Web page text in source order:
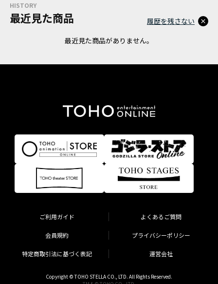
HISTORY
最近見た商品
最近見た商品がありません。
履歴を残さない
ご利用ガイド よくあるご質問
会員規約 プライバシーポリシー
特定商取引法に基づく表記 運営会社
Copyright © TOHO STELLA CO., LTD. All Rights Reserved.